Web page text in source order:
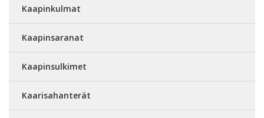
Kaapinkulmat
Kaapinsaranat
Kaapinsulkimet
Kaarisahanterät